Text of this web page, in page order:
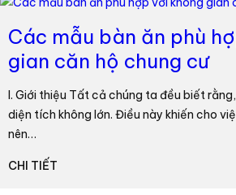
Các mẫu bàn ăn phù
gian căn hộ chung cư
I. Giới thiệu Tất cả chúng ta đều biết
diện tích không lớn. Điều này khiến cho
nên…
CHI TIẾT